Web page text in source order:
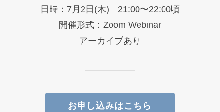
日時：7月2日(木) 21:00〜22:00頃
開催形式：Zoom Webinar
アーカイブあり
お申し込みはこちら